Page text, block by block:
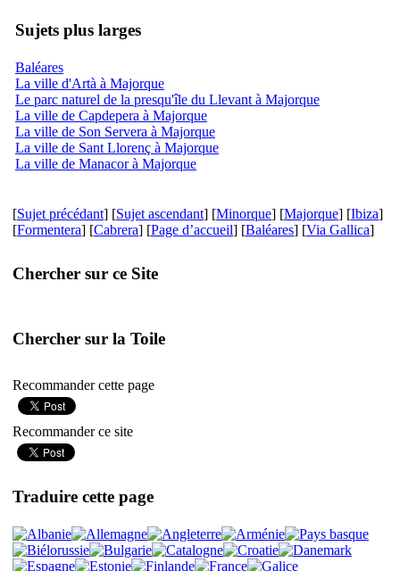
Sujets plus larges
Baléares
La ville d'Artà à Majorque
Le parc naturel de la presqu'île du Llevant à Majorque
La ville de Capdepera à Majorque
La ville de Son Servera à Majorque
La ville de Sant Llorenç à Majorque
La ville de Manacor à Majorque
[Sujet précédant] [Sujet ascendant] [Minorque] [Majorque] [Ibiza]
[Formentera] [Cabrera] [Page d’accueil] [Baléares] [Via Gallica]
Chercher sur ce Site
Chercher sur la Toile
Recommander cette page
Recommander ce site
Traduire cette page